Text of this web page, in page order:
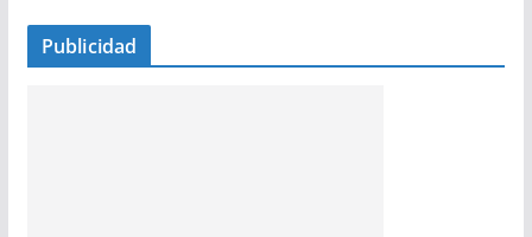
Publicidad